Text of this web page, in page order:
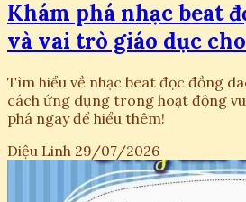
Khám phá nhạc beat
và vai trò giáo dục
Tìm hiểu về nhạc beat đọc đồng
cách ứng dụng trong hoạt động
phá ngay để hiểu thêm!
Diệu Linh 29/07/2026